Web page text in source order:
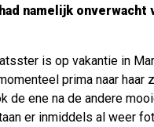
namelijk onverwacht
is op vakantie in
prima naar haar
de ene na de andere
er inmiddels al weer